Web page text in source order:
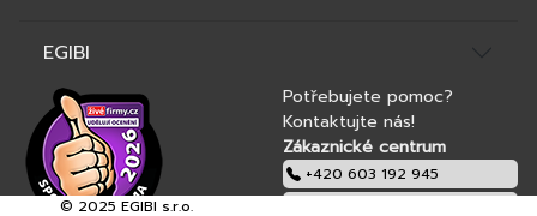
EGIBI
Potřebujete pomoc?
Kontaktujte nás!
Zákaznické centrum
+420 603 192 945
© 2025 EGIBI s.r.o.